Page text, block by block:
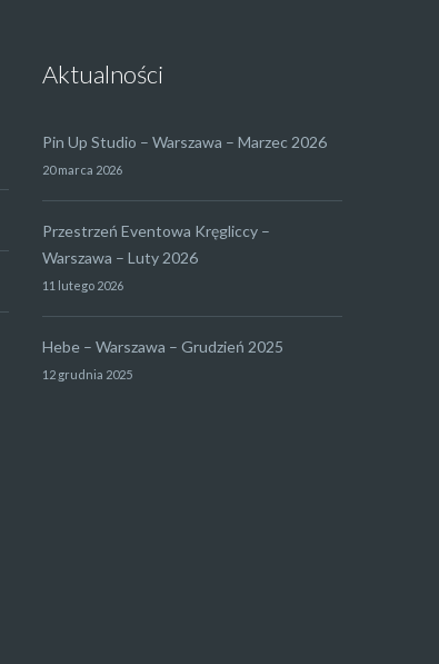
Aktualności
Pin Up Studio – Warszawa – Marzec 2026
20 marca 2026
Przestrzeń Eventowa Kręgliccy –
Warszawa – Luty 2026
11 lutego 2026
Hebe – Warszawa – Grudzień 2025
12 grudnia 2025